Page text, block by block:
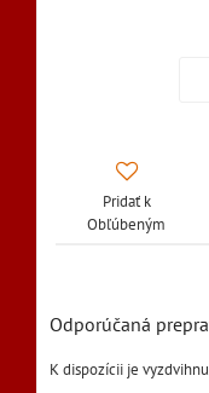
Pridať k
Obľúbeným